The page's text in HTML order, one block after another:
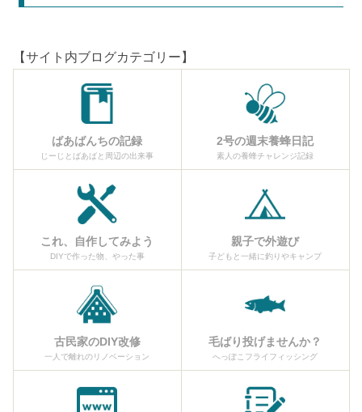
【サイト内ブログカテゴリー】
ばあばんちの記録
じーじとばあばと周辺の出来事
2号の週末養蜂日記
素人の養蜂チャレンジ記録
これ、自作してみよう
DIYで作った物、やった事
親子で外遊び
子どもと一緒に釣りやキャンプ
古民家のDIY改修
一人で離れのリノベーション
毛ばり投げませんか？
へっぽこフライフィッシング